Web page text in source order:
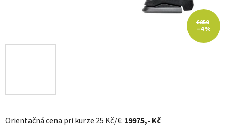
Orientačná cena pri kurze 25 Kč/€: 19975,- Kč
€850
–4 %